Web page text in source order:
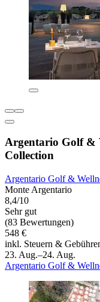
Argentario Golf &
Collection
Argentario Golf &
Monte Argentario
8,4/10
Sehr gut
(83 Bewertungen)
548 €
inkl. Steuern &
23. Aug.–24. Aug.
Argentario Golf &